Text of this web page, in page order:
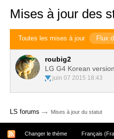
Mises à jour des
Toutes les mises à jour Flux
roubig2
LG G4 Korean
juin 07 2015 18:43
LS forums → Mises à jour du statut
Changer le thème Français